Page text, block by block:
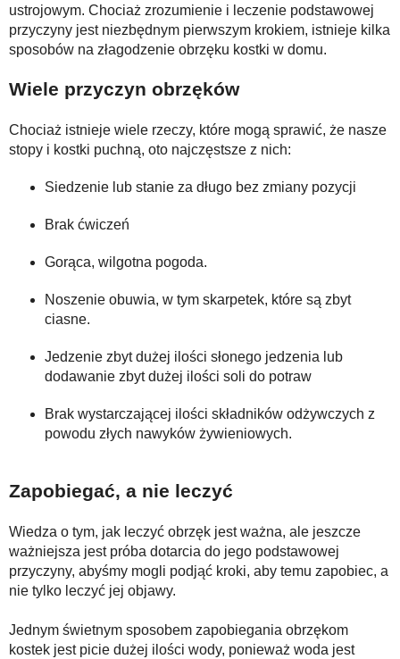
ustrojowym. Chociaż zrozumienie i leczenie podstawowej
przyczyny jest niezbędnym pierwszym krokiem, istnieje kilka
sposobów na złagodzenie obrzęku kostki w domu.
Wiele przyczyn obrzęków
Chociaż istnieje wiele rzeczy, które mogą sprawić, że nasze
stopy i kostki puchną, oto najczęstsze z nich:
Siedzenie lub stanie za długo bez zmiany pozycji
Brak ćwiczeń
Gorąca, wilgotna pogoda.
Noszenie obuwia, w tym skarpetek, które są zbyt
ciasne.
Jedzenie zbyt dużej ilości słonego jedzenia lub
dodawanie zbyt dużej ilości soli do potraw
Brak wystarczającej ilości składników odżywczych z
powodu złych nawyków żywieniowych.
Zapobiegać, a nie leczyć
Wiedza o tym, jak leczyć obrzęk jest ważna, ale jeszcze
ważniejsza jest próba dotarcia do jego podstawowej
przyczyny, abyśmy mogli podjąć kroki, aby temu zapobiec, a
nie tylko leczyć jej objawy.
Jednym świetnym sposobem zapobiegania obrzękom
kostek jest picie dużej ilości wody, ponieważ woda jest